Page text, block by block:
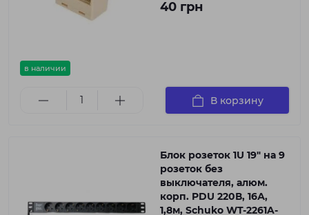
в наличии
40 грн
В корзину
Блок розеток 1U 19" на 9
розеток без
выключателя, алюм.
корп. PDU 220В, 16А,
1,8м, Schuko WT-2261A-